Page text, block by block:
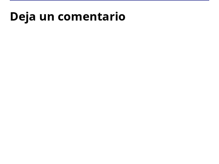
Deja un comentario